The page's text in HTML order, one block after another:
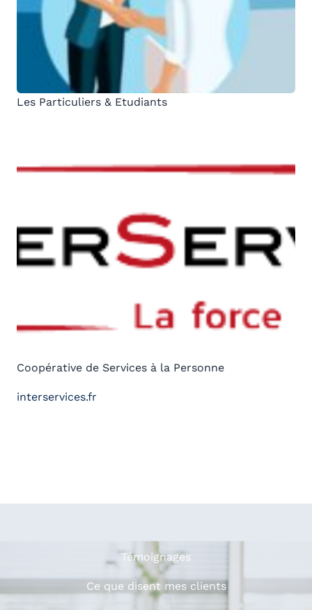
Les Particuliers & Etudiants
Coopérative de Services à la Personne
interservices.fr
Témoignages
Ce que disent mes clients